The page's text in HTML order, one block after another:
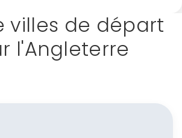
villes de départ
l'Angleterre